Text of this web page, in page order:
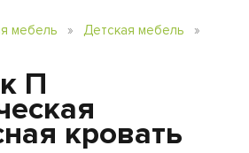
мебель » Детская мебель
»
П
кровать